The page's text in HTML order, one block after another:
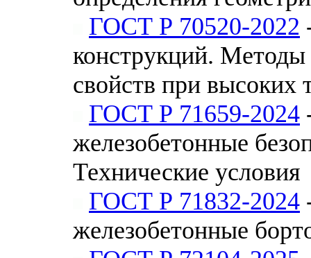
ГОСТ Р 70520-2022
конструкций. Методы
свойств при высоких
ГОСТ Р 71659-2024
железобетонные
Технические условия
ГОСТ Р 71832-2024
железобетонные